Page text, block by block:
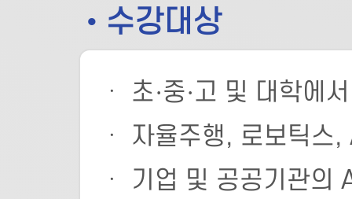
• 수강대상
ㆍ 초·중·고 및 대학에
ㆍ 자율주행, 로보틱
ㆍ 기업 및 공공기관의